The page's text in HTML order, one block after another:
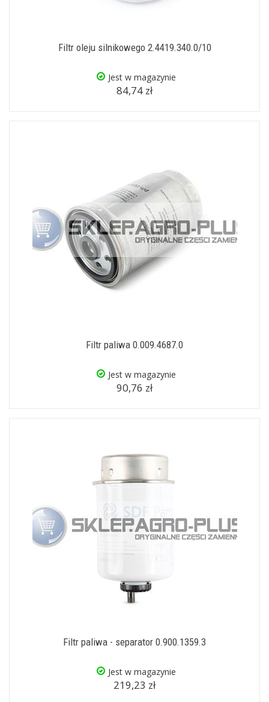
Filtr oleju silnikowego 2.4419.340.0/10
Jest w magazynie
84,74 zł
Filtr paliwa 0.009.4687.0
Jest w magazynie
90,76 zł
Filtr paliwa - separator 0.900.1359.3
Jest w magazynie
219,23 zł